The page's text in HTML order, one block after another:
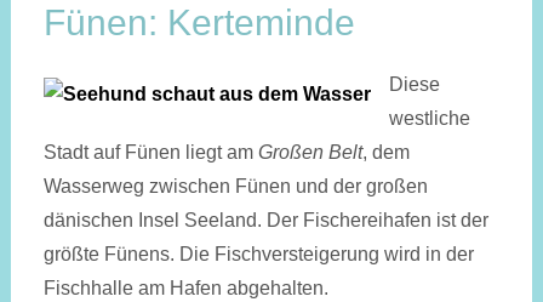
Fünen: Kerteminde
Diese
westliche
Stadt auf Fünen liegt am Großen Belt, dem
Wasserweg zwischen Fünen und der großen
dänischen Insel Seeland. Der Fischereihafen ist der
größte Fünens. Die Fischversteigerung wird in der
Fischhalle am Hafen abgehalten.